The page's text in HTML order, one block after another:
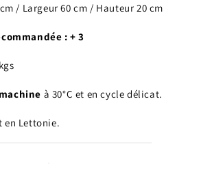
/ Largeur 60 cm / Hauteur 20 cm
: + 3
à 30°C et en cycle délicat.
en Lettonie.